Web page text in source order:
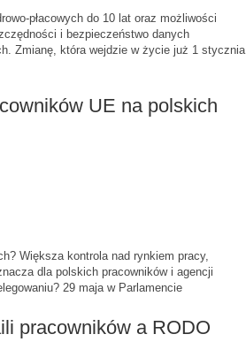
płacowych do 10 lat oraz możliwości
i bezpieczeństwo danych
Zmianę, która wejdzie w życie już 1 stycznia
UE na polskich
Większa kontrola nad rynkiem pracy,
dla polskich pracowników i agencji
29 maja w Parlamencie
pracowników a RODO